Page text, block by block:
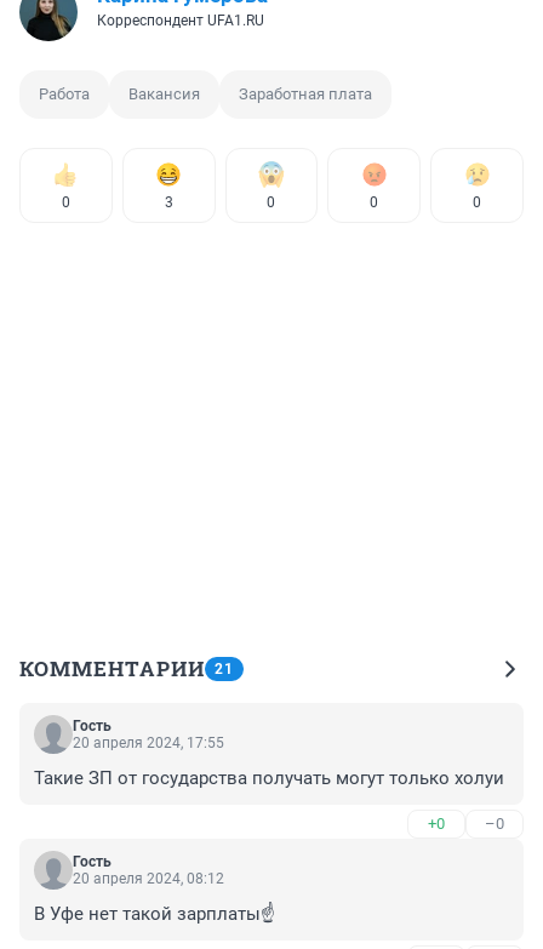
Корреспондент UFA1.RU
Работа Вакансия Заработная плата
0 3 0 0 0
КОММЕНТАРИИ 21
Гость
20 апреля 2024, 17:55
Такие ЗП от государства получать могут только холуи
+0 –0
Гость
20 апреля 2024, 08:12
В Уфе нет такой зарплаты☝️